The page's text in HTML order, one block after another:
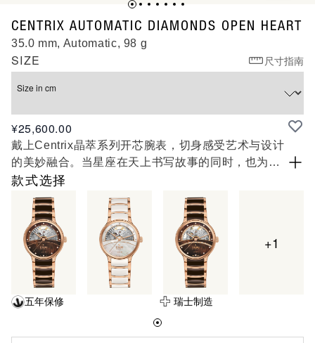
CENTRIX AUTOMATIC DIAMONDS OPEN HEART
R30029912
35.0 mm, Automatic, 98 g
戴上Centrix晶萃系列开芯腕表，切身感受艺术与设计
的美妙融合。当星座在天上书写故事的同时，也为恋
人搭起了一座座相会的桥梁。 表盘的窗口，令人同时
联想到黎明和黄昏，美轮美奂地烘托出 R734 型自动
机械机芯，拥有最高长达 80 小时的动力储存，搭载
Nivachron™防磁游丝。精心制作的零件表面上，还
饰有优雅深邃的波纹阳光“ondulé soleil”图案。这款
标志性的腕表在表耳和表链处都经过调整，表链由玫
瑰金色PVD镀层精钢和等离子高科技陶瓷中间链节制
成，令这款经典时计的整体外观更加美妙。浅银色珍
志，与指针巧妙搭配。腕表防水性能高达50米。此
SIZE 尺寸指南
Size in cm
¥25,600.00
款式选择
+1
五年保修 瑞士制造